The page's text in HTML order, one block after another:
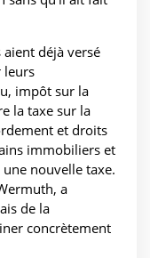
déjà versé
leurs
impôt sur la
la taxe sur la
et droits
immobiliers et
nouvelle taxe.
a
de la
concrètement